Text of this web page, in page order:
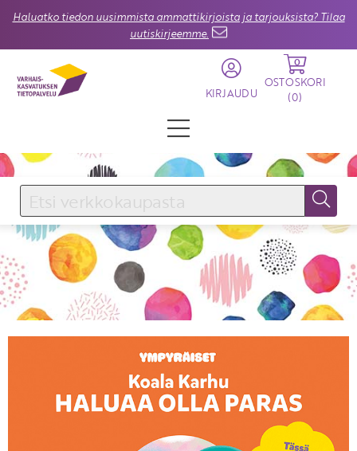
Haluatko tiedon uusimmista ammattikirjoista ja tarjouksista? Tilaa
uutiskirjeemme.
KIRJAUDU
0
OSTOSKORI
(0)
KIRJAUDU SISÄÄN
Käyttäjätunnus
Salasana
Unohtuiko salasana?
KIRJAUDU SISÄÄN
Etkö ole vielä Varhaiskasvatuksen Tietopalvelun